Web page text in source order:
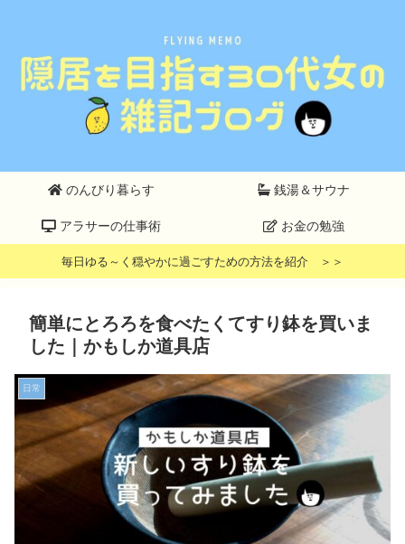
のんびり暮らす 銭湯＆サウナ
アラサーの仕事術 お金の勉強
毎日ゆる～く穏やかに過ごすための方法を紹介 ＞＞
簡単にとろろを食べたくてすり鉢を買いま
した｜かもしか道具店
日常